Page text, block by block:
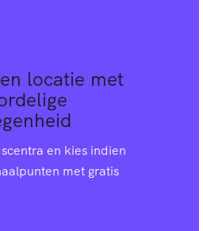
locatie met
en kies indien
met gratis